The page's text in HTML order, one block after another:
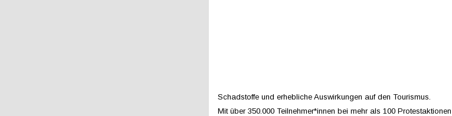
Schadstoffe und erhebliche Auswirkungen auf den Tourismus.
Mit über 350.000 Teilnehmer*innen bei mehr als 100